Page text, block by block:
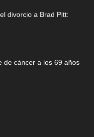
divorcio a Brad Pitt:
de cáncer a los 69 años